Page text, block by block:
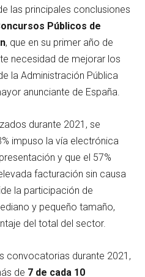
las principales conclusiones
Públicos de
, que en su primer año de
necesidad de mejorar los
la Administración Pública
anunciante de España.
durante 2021, se
impuso la vía electrónica
y que el 57%
facturación sin causa
la participación de
y pequeño tamaño,
del total del sector.
convocatorias durante 2021,
de 7 de cada 10